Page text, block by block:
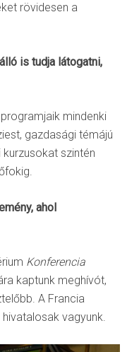
rövidesen a
is tudja látogatni,
mindenki
gazdasági témájú
szintén
ahol
Konferencia
kaptunk meghívót,
A Francia
vagyunk.